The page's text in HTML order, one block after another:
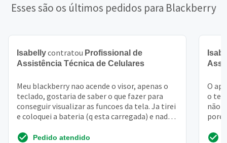
Esses são os últimos pedidos para Blackberry
Isabellycontratou Profissional de
Assistência Técnica de Celulares
Meu blackberry nao acende o visor, apenas o
teclado, gostaria de saber o que fazer para
conseguir visualizar as funcoes da tela. Ja tirei
e coloquei a bateria (q esta carregada) e nada
Pedido atendido
O
o
não